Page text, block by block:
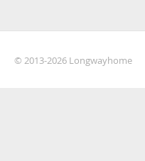
© 2013-2026 Longwayhome